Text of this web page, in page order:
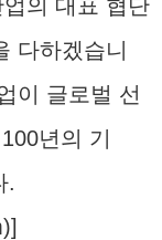
의 대표 협단
다하겠습니
이 글로벌 선
년의 기
.
)]